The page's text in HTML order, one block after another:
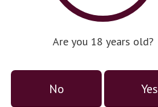
Are you 18 years old?
No Yes